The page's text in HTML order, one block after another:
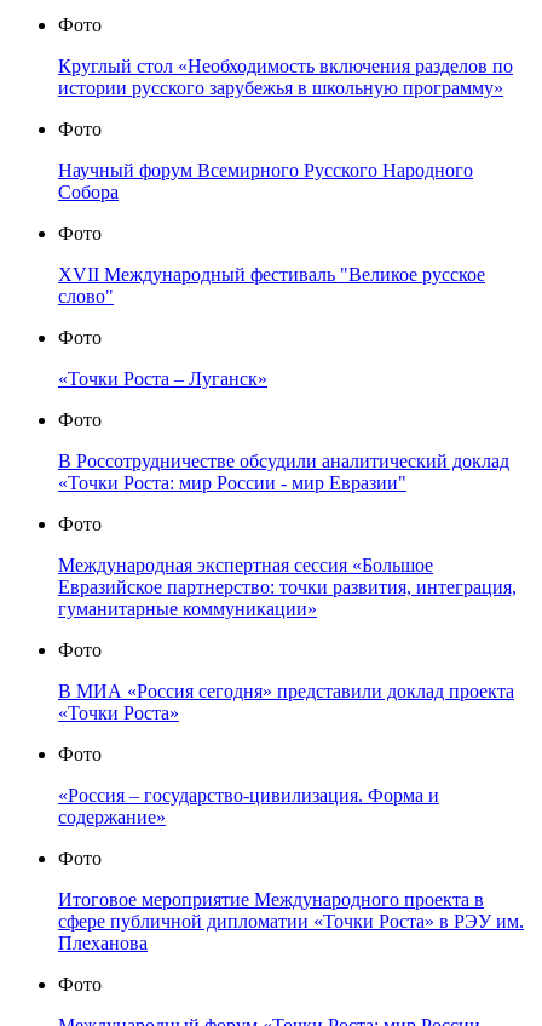
Фото
Круглый стол «Необходимость включения разделов по
истории русского зарубежья в школьную программу»
Фото
Научный форум Всемирного Русского Народного
Собора
Фото
XVII Международный фестиваль "Великое русское
слово"
Фото
«Точки Роста – Луганск»
Фото
В Россотрудничестве обсудили аналитический доклад
«Точки Роста: мир России - мир Евразии"
Фото
Международная экспертная сессия «Большое
Евразийское партнерство: точки развития, интеграция,
гуманитарные коммуникации»
Фото
В МИА «Россия сегодня» представили доклад проекта
«Точки Роста»
Фото
«Россия – государство-цивилизация. Форма и
содержание»
Фото
Итоговое мероприятие Международного проекта в
сфере публичной дипломатии «Точки Роста» в РЭУ им.
Плеханова
Фото